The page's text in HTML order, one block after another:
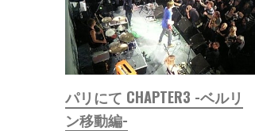
パリにて CHAPTER3 -ベルリ
ン移動編-